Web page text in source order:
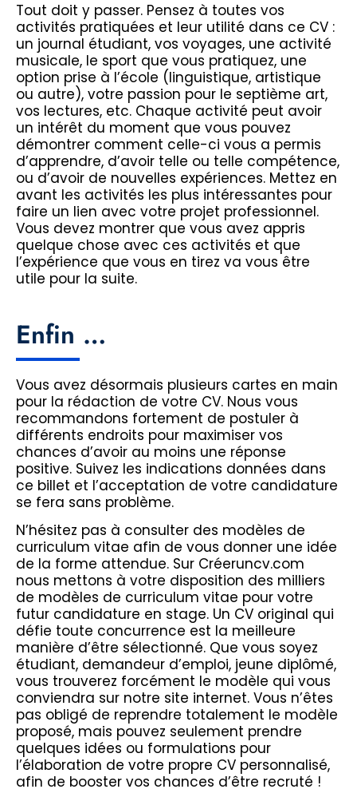
Tout doit y passer. Pensez à toutes vos
activités pratiquées et leur utilité dans ce CV :
un journal étudiant, vos voyages, une activité
musicale, le sport que vous pratiquez, une
option prise à l’école (linguistique, artistique
ou autre), votre passion pour le septième art,
vos lectures, etc. Chaque activité peut avoir
un intérêt du moment que vous pouvez
démontrer comment celle-ci vous a permis
d’apprendre, d’avoir telle ou telle compétence,
ou d’avoir de nouvelles expériences. Mettez en
avant les activités les plus intéressantes pour
faire un lien avec votre projet professionnel.
Vous devez montrer que vous avez appris
quelque chose avec ces activités et que
l’expérience que vous en tirez va vous être
utile pour la suite.
Enfin …
Vous avez désormais plusieurs cartes en main
pour la rédaction de votre CV. Nous vous
recommandons fortement de postuler à
différents endroits pour maximiser vos
chances d’avoir au moins une réponse
positive. Suivez les indications données dans
ce billet et l’acceptation de votre candidature
se fera sans problème.
N’hésitez pas à consulter des modèles de
curriculum vitae afin de vous donner une idée
de la forme attendue. Sur Créeruncv.com
nous mettons à votre disposition des milliers
de modèles de curriculum vitae pour votre
futur candidature en stage. Un CV original qui
défie toute concurrence est la meilleure
manière d’être sélectionné. Que vous soyez
étudiant, demandeur d’emploi, jeune diplômé,
vous trouverez forcément le modèle qui vous
conviendra sur notre site internet. Vous n’êtes
pas obligé de reprendre totalement le modèle
proposé, mais pouvez seulement prendre
quelques idées ou formulations pour
l’élaboration de votre propre CV personnalisé,
afin de booster vos chances d’être recruté !